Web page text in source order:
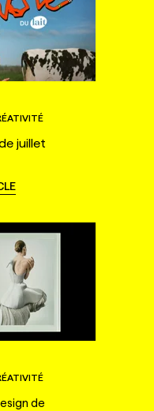
juillet
de